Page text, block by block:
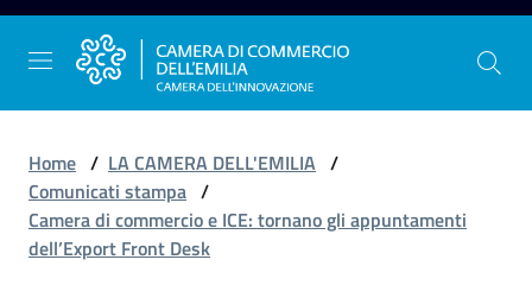
Vai al contenuto
Vai alla navigazione
Vai al footer
La
Camera
Home / LA CAMERA DELL'EMILIA /
Comunicati stampa /
Camera di commercio e ICE: tornano gli appuntamenti
dell’Export Front Desk